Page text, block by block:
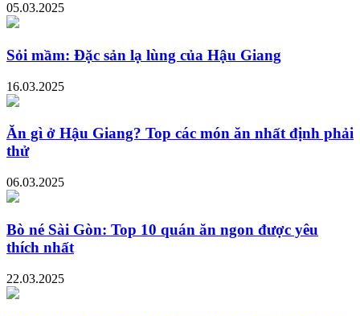
05.03.2025
Sỏi mầm: Đặc sản lạ lùng của Hậu Giang
16.03.2025
Ăn gì ở Hậu Giang? Top các món ăn nhất định phải
thử
06.03.2025
Bò né Sài Gòn: Top 10 quán ăn ngon được yêu
thích nhất
22.03.2025